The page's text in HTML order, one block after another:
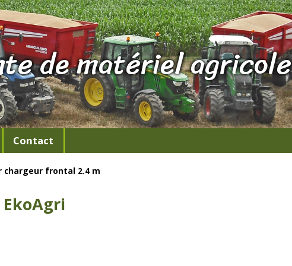
de matériel agricole
Contact
chargeur frontal 2.4 m